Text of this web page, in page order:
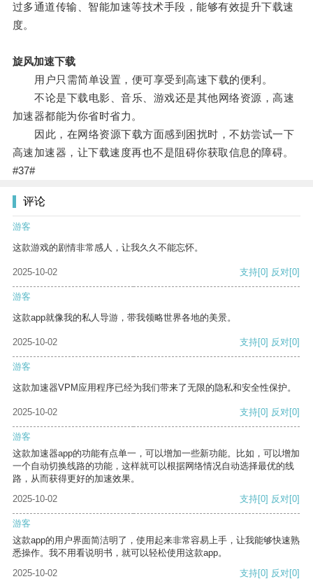
过多通道传输、智能加速等技术手段，能够有效提升下载速
度。
旋风加速下载
用户只需简单设置，便可享受到高速下载的便利。
不论是下载电影、音乐、游戏还是其他网络资源，高速
加速器都能为你省时省力。
因此，在网络资源下载方面感到困扰时，不妨尝试一下
高速加速器，让下载速度再也不是阻碍你获取信息的障碍。
#37#
评论
游客
这款游戏的剧情非常感人，让我久久不能忘怀。
2025-10-02 支持[0] 反对[0]
游客
这款app就像我的私人导游，带我领略世界各地的美景。
2025-10-02 支持[0] 反对[0]
游客
这款加速器VPM应用程序已经为我们带来了无限的隐私和安全性保护。
2025-10-02 支持[0] 反对[0]
游客
这款加速器app的功能有点单一，可以增加一些新功能。比如，可以增加
一个自动切换线路的功能，这样就可以根据网络情况自动选择最优的线
路，从而获得更好的加速效果。
2025-10-02
支持[0] 反对[0]
游客
这款app的用户界面简洁明了，使用起来非常容易上手，让我能够快速熟
悉操作。我不用看说明书，就可以轻松使用这款app。
2025-10-02
支持[0] 反对[0]